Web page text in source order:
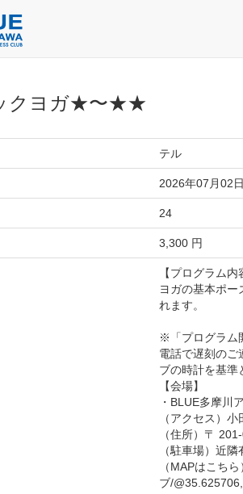
クヨガ★〜★★
テル
2026年07月02
24
3,300 円
【プログラム内
ヨガの基本ポ
れます。
※「プログラム
電話で遅刻のご
ブの時計を基準
【会場】
・BLUE多摩川
（アクセス）
（住所）〒
（駐車場）近
（MAPはこちら
ブ/